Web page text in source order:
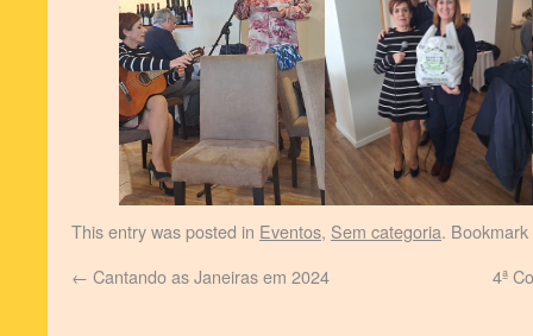
This entry was posted in Eventos, Sem categoria.
← Cantando as Janeiras em 2024 4ª